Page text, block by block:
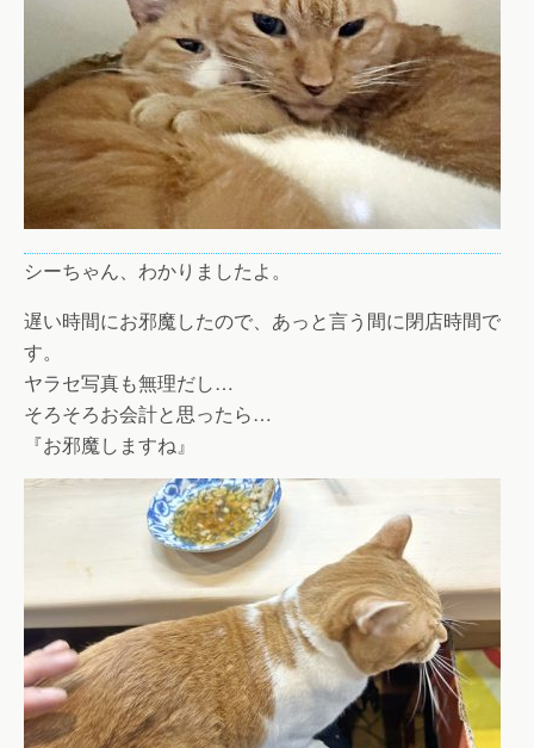
シーちゃん、わかりましたよ。
遅い時間にお邪魔したので、あっと言う間に閉店時間で
す。
ヤラセ写真も無理だし…
そろそろお会計と思ったら…
『お邪魔しますね』